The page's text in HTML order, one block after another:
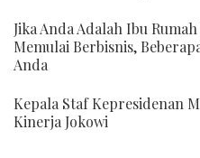
Jika Anda Adalah Ibu
Memulai Berbisnis,
Anda
Kepala Staf Kepresidenan
Kinerja Jokowi